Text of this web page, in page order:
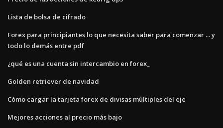
Lista de bolsa de cifrado
Forex para principiantes lo que necesita saber para comenzar ... y
todo lo demás entre pdf
¿qué es una cuenta sin intercambio en forex_
Golden retriever de navidad
Cómo cargar la tarjeta forex de divisas múltiples del eje
Mejores acciones al precio más bajo